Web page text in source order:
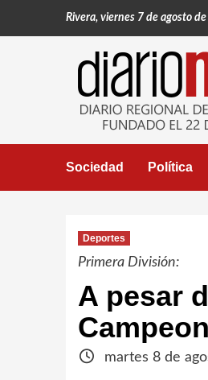
Rivera, viernes 7 de agosto
Sociedad Política
Deportes
Primera División:
A pesar
martes 8 de